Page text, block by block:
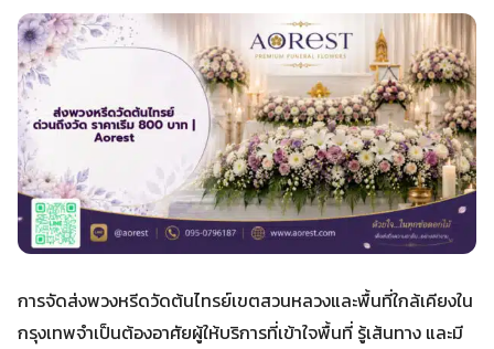
การจัดส่งพวงหรีดวัดต้นไทรย์เขตสวนหลวงและพื้นที่ใกล้เคียงใน
กรุงเทพจำเป็นต้องอาศัยผู้ให้บริการที่เข้าใจพื้นที่ รู้เส้นทาง และมี